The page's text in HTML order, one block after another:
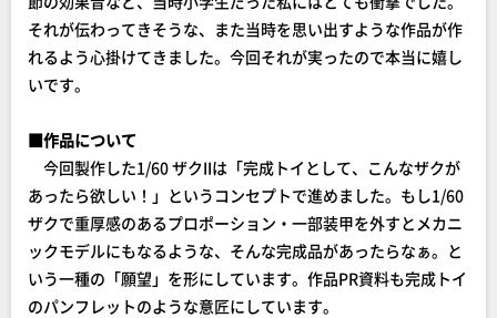
それが伝わってきそうな、また当時を思い出すような作品が作
れるよう心掛けてきました。今回それが実ったので本当に嬉し
いです。
■作品について
今回製作した1/60 ザクIIは「完成トイとして、こんなザクが
あったら欲しい！」というコンセプトで進めました。もし1/60
ザクで重厚感のあるプロポーション・一部装甲を外すとメカニ
ックモデルにもなるような、そんな完成品があったらなぁ。と
いう一種の「願望」を形にしています。作品PR資料も完成トイ
のパンフレットのような意匠にしています。